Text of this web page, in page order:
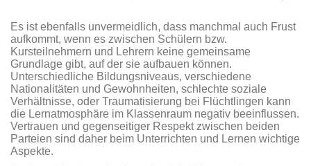
Es ist ebenfalls unvermeidlich, dass manchmal auch Frust
aufkommt, wenn es zwischen Schülern bzw.
Kursteilnehmern und Lehrern keine gemeinsame
Grundlage gibt, auf der sie aufbauen können.
Unterschiedliche Bildungsniveaus, verschiedene
Nationalitäten und Gewohnheiten, schlechte soziale
Verhältnisse, oder Traumatisierung bei Flüchtlingen kann
die Lernatmosphäre im Klassenraum negativ beeinflussen.
Vertrauen und gegenseitiger Respekt zwischen beiden
Parteien sind daher beim Unterrichten und Lernen wichtige
Aspekte.